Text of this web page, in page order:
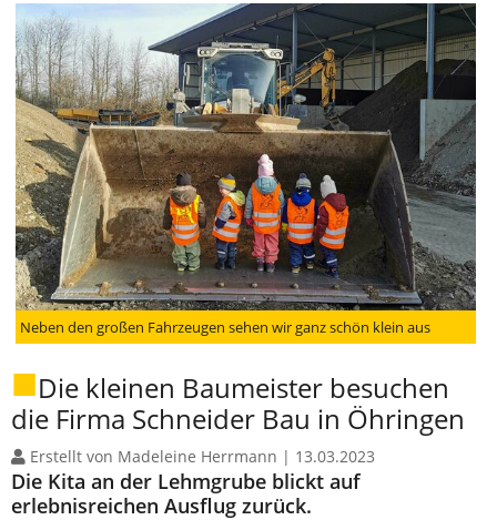
Neben den großen Fahrzeugen sehen wir ganz schön klein aus
Die kleinen Baumeister besuchen
die Firma Schneider Bau in Öhringen
Erstellt von Madeleine Herrmann | 13.03.2023
Die Kita an der Lehmgrube blickt auf
erlebnisreichen Ausflug zurück.